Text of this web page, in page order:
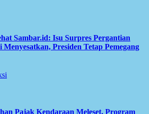
Sambar.id: Isu Surpres Pergantian
Presiden Tetap Pemegang
Pajak Kendaraan Meleset, Program